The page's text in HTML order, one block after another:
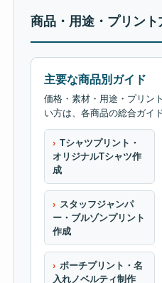
商品・用途・プリン
主要な商品別ガイド
価格・素材・用途・プリン
い方は、各商品の総合ガイ
Tシャツプリント・
オリジナルTシャツ作
成
スタッフジャンパ
ー・ブルゾンプリント
作成
ポーチプリント・名
入れノベルティ制作